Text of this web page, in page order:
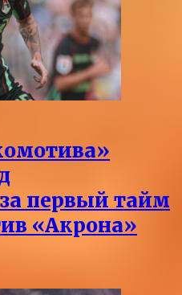
первый тайм
«Акрона»